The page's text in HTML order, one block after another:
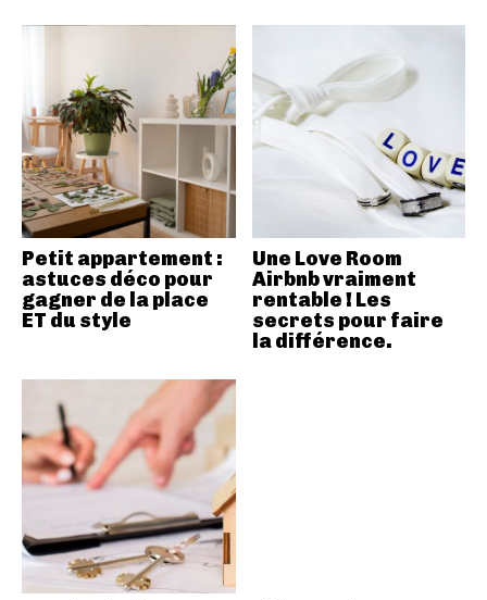
Petit appartement :
astuces déco pour
gagner de la place
ET du style
Une Love Room
Airbnb vraiment
rentable ! Les
secrets pour faire
la différence.